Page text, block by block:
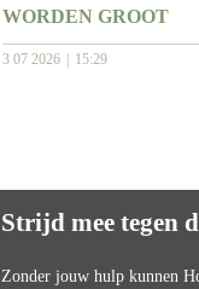
WORDEN GROOT
3 07 2026 15:29
Strijd mee tegen
Zonder jouw hulp kunnen